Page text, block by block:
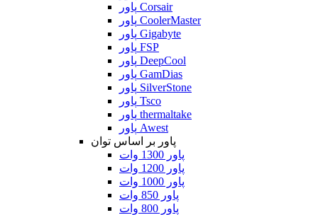
پاور Corsair
پاور CoolerMaster
پاور Gigabyte
پاور FSP
پاور DeepCool
پاور GamDias
پاور SilverStone
پاور Tsco
پاور thermaltake
پاور Awest
پاور بر اساس توان
پاور 1300 وات
پاور 1200 وات
پاور 1000 وات
پاور 850 وات
پاور 800 وات